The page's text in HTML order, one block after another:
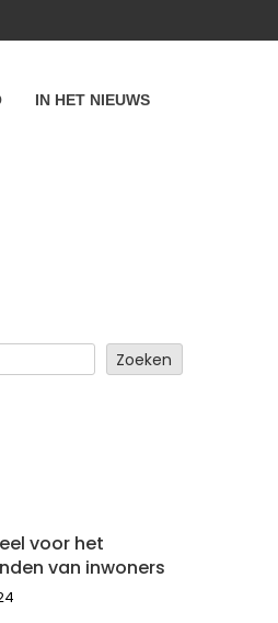
IN HET NIEUWS
Zoeken
voor het
van inwoners